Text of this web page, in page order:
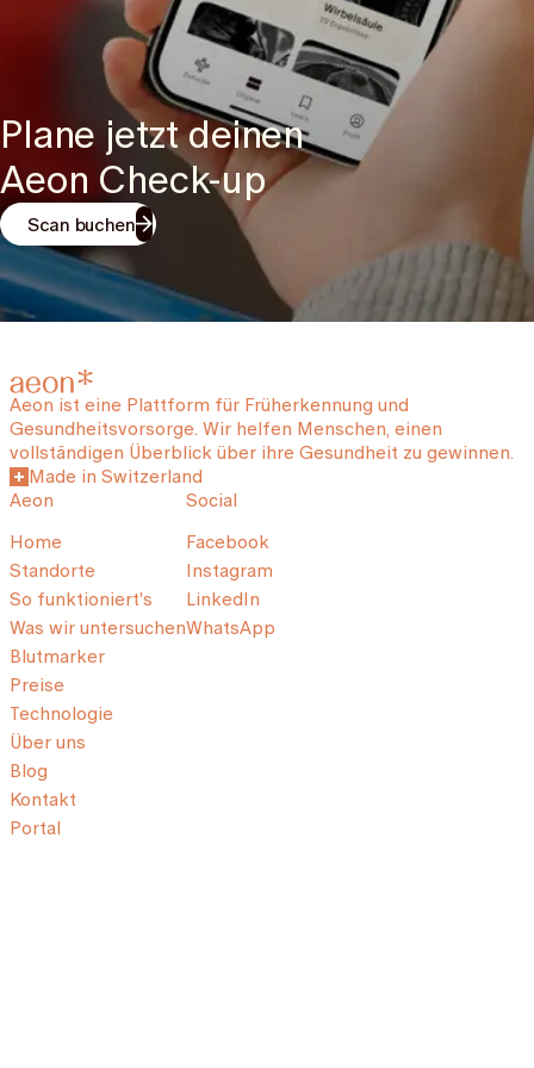
Plane jetzt deinen
Aeon Check-up
Scan buchen
Aeon ist eine Plattform für Früherkennung und
Gesundheitsvorsorge. Wir helfen Menschen, einen
vollständigen Überblick über ihre Gesundheit zu gewinnen.
Made in Switzerland
Aeon
Home
Standorte
So funktioniert's
Was wir untersuchen
Blutmarker
Preise
Technologie
Über uns
Blog
Kontakt
Portal
Social
Facebook
Instagram
LinkedIn
WhatsApp